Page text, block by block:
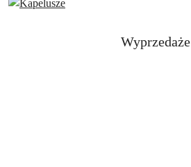
Pomiń karuzelę produktów
Produkty
Wyprzedaże